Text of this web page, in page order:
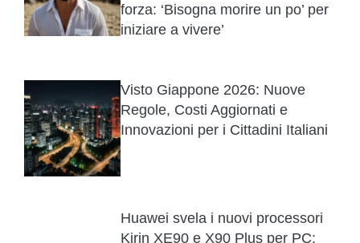
forza: ‘Bisogna morire un po’ per
iniziare a vivere’
Visto Giappone 2026: Nuove
Regole, Costi Aggiornati e
Innovazioni per i Cittadini Italiani
Huawei svela i nuovi processori
Kirin XE90 e X90 Plus per PC: